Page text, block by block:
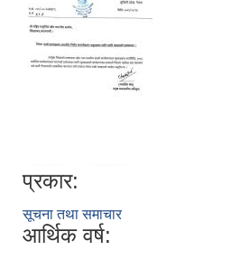
प्रकार:
सूचना तथा समाचार
आर्थिक वर्ष: